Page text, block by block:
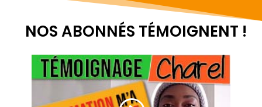
NOS ABONNÉS TÉMOIGNENT !